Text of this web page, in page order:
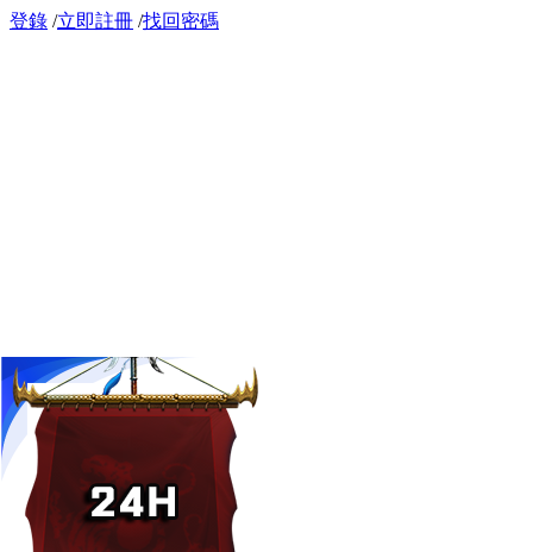
登錄 /立即註冊 /找回密碼